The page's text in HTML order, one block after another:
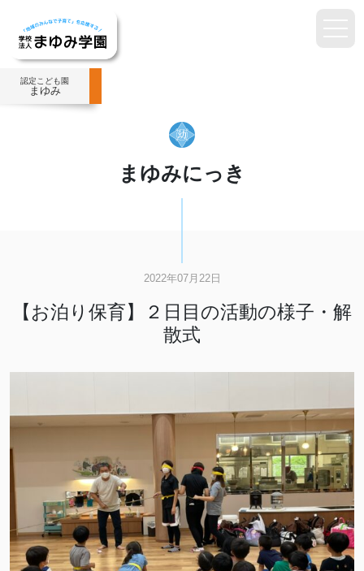
認定こども園
まゆみ
まゆみにっき
2022年07月22日
【お泊り保育】２日目の活動の様子・解
散式